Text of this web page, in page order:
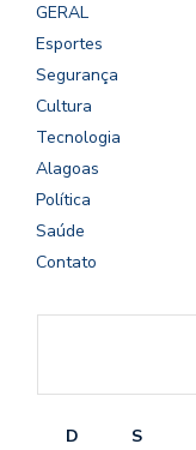
GERAL
Esportes
Segurança
Cultura
Tecnologia
Alagoas
Política
Saúde
Contato
D S